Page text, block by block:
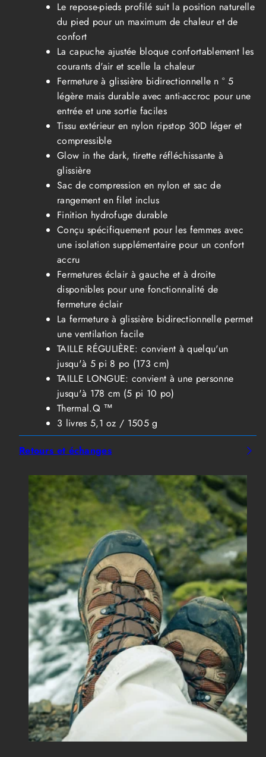
Le repose-pieds profilé suit la position naturelle
du pied pour un maximum de chaleur et de
confort
La capuche ajustée bloque confortablement les
courants d'air et scelle la chaleur
Fermeture à glissière bidirectionnelle n ° 5
légère mais durable avec anti-accroc pour une
entrée et une sortie faciles
Tissu extérieur en nylon ripstop 30D léger et
compressible
Glow in the dark, tirette réfléchissante à
glissière
Sac de compression en nylon et sac de
rangement en filet inclus
Finition hydrofuge durable
Conçu spécifiquement pour les femmes avec
une isolation supplémentaire pour un confort
accru
Fermetures éclair à gauche et à droite
disponibles pour une fonctionnalité de
fermeture éclair
La fermeture à glissière bidirectionnelle permet
une ventilation facile
TAILLE RÉGULIÈRE: convient à quelqu'un
jusqu'à 5 pi 8 po (173 cm)
TAILLE LONGUE: convient à une personne
jusqu'à 178 cm (5 pi 10 po)
Thermal.Q ™
3 livres 5,1 oz / 1505 g
Retours et échanges